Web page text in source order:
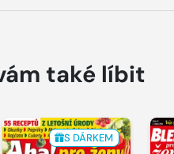
také líbit
S DÁRKEM